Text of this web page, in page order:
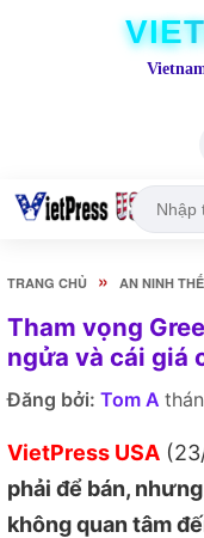
TRANG CHỦ » AN NINH
Tham vọng
ngửa và cái giá
Đăng bởi: Tom A
VietPress USA
phải để bán,
không quan tâm